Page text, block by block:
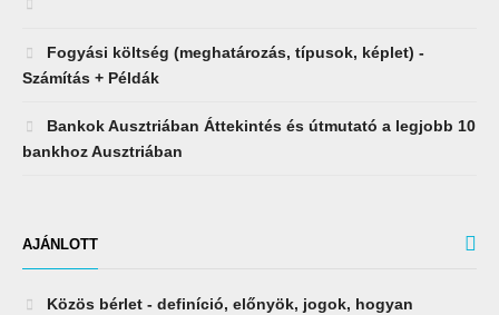
Fogyási költség (meghatározás, típusok, képlet) -
Számítás + Példák
Bankok Ausztriában Áttekintés és útmutató a legjobb 10
bankhoz Ausztriában
AJÁNLOTT
Közös bérlet - definíció, előnyök, jogok, hogyan